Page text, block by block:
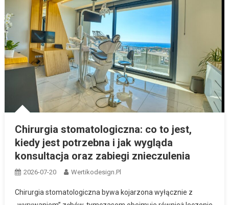
Chirurgia stomatologiczna: co to jest,
kiedy jest potrzebna i jak wygląda
konsultacja oraz zabiegi znieczulenia
2026-07-20 Wertikodesign.pl
Chirurgia stomatologiczna bywa kojarzona wyłącznie z